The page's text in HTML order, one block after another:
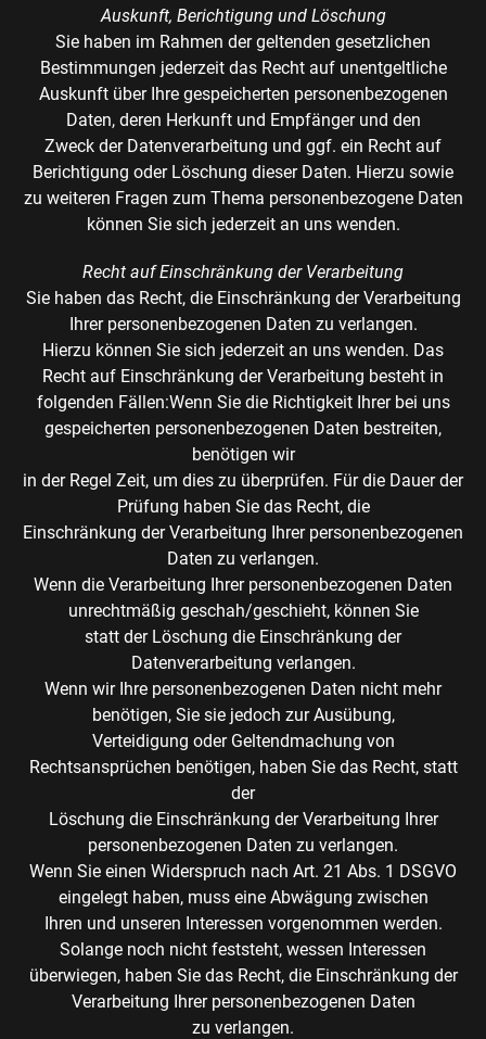
Auskunft, Berichtigung und Löschung
Sie haben im Rahmen der geltenden gesetzlichen
Bestimmungen jederzeit das Recht auf unentgeltliche
Auskunft über Ihre gespeicherten personenbezogenen
Daten, deren Herkunft und Empfänger und den
Zweck der Datenverarbeitung und ggf. ein Recht auf
Berichtigung oder Löschung dieser Daten. Hierzu sowie
zu weiteren Fragen zum Thema personenbezogene Daten
können Sie sich jederzeit an uns wenden.
Recht auf Einschränkung der Verarbeitung
Sie haben das Recht, die Einschränkung der Verarbeitung
Ihrer personenbezogenen Daten zu verlangen.
Hierzu können Sie sich jederzeit an uns wenden. Das
Recht auf Einschränkung der Verarbeitung besteht in
folgenden Fällen:Wenn Sie die Richtigkeit Ihrer bei uns
gespeicherten personenbezogenen Daten bestreiten,
benötigen wir
in der Regel Zeit, um dies zu überprüfen. Für die Dauer der
Prüfung haben Sie das Recht, die
Einschränkung der Verarbeitung Ihrer personenbezogenen
Daten zu verlangen.
Wenn die Verarbeitung Ihrer personenbezogenen Daten
unrechtmäßig geschah/geschieht, können Sie
statt der Löschung die Einschränkung der
Datenverarbeitung verlangen.
Wenn wir Ihre personenbezogenen Daten nicht mehr
benötigen, Sie sie jedoch zur Ausübung,
Verteidigung oder Geltendmachung von
Rechtsansprüchen benötigen, haben Sie das Recht, statt
der
Löschung die Einschränkung der Verarbeitung Ihrer
personenbezogenen Daten zu verlangen.
Wenn Sie einen Widerspruch nach Art. 21 Abs. 1 DSGVO
eingelegt haben, muss eine Abwägung zwischen
Ihren und unseren Interessen vorgenommen werden.
Solange noch nicht feststeht, wessen Interessen
überwiegen, haben Sie das Recht, die Einschränkung der
Verarbeitung Ihrer personenbezogenen Daten
zu verlangen.